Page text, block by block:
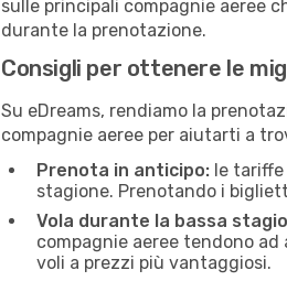
sulle principali compagnie aeree
durante la prenotazione.
Consigli per ottenere le
Su eDreams, rendiamo la
compagnie aeree per aiutarti a
Prenota in anticipo: le
stagione. Prenotando i
Vola durante la bassa
compagnie aeree tendono
voli a prezzi più vantaggiosi.